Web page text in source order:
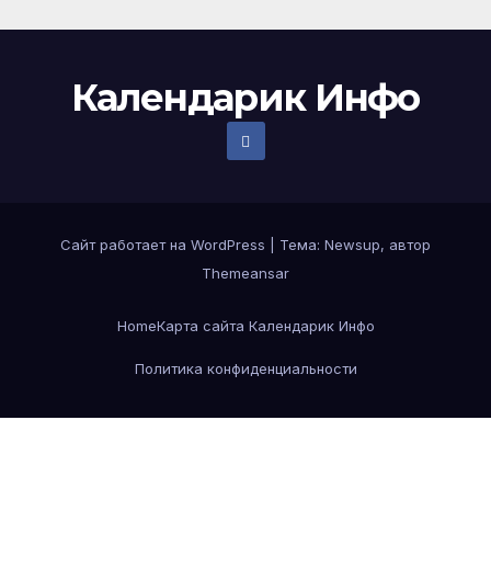
Календарик Инфо
Сайт работает на WordPress Тема: Newsup, автор
Themeansar
HomeКарта сайта Календарик Инфо
Политика конфиденциальности